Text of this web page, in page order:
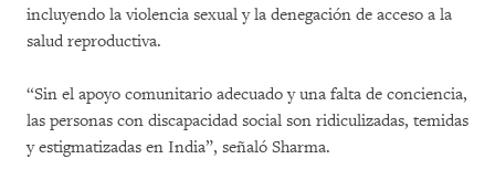
incluyendo la violencia sexual y la denegación de acceso a la
salud reproductiva.
“Sin el apoyo comunitario adecuado y una falta de conciencia,
las personas con discapacidad social son ridiculizadas, temidas
y estigmatizadas en India”, señaló Sharma.